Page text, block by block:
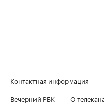
Контактная информация
Вечерний РБК
О